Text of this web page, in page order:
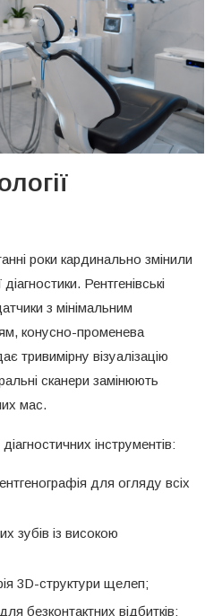
роки кардинально змінили
Рентгенівські
з мінімальним
конусно-променева
тривимірну візуалізацію
сканери замінюють
мас.
інструментів:
для огляду всіх
зубів із високою
3D-структури щелеп;
безконтактних відбитків;